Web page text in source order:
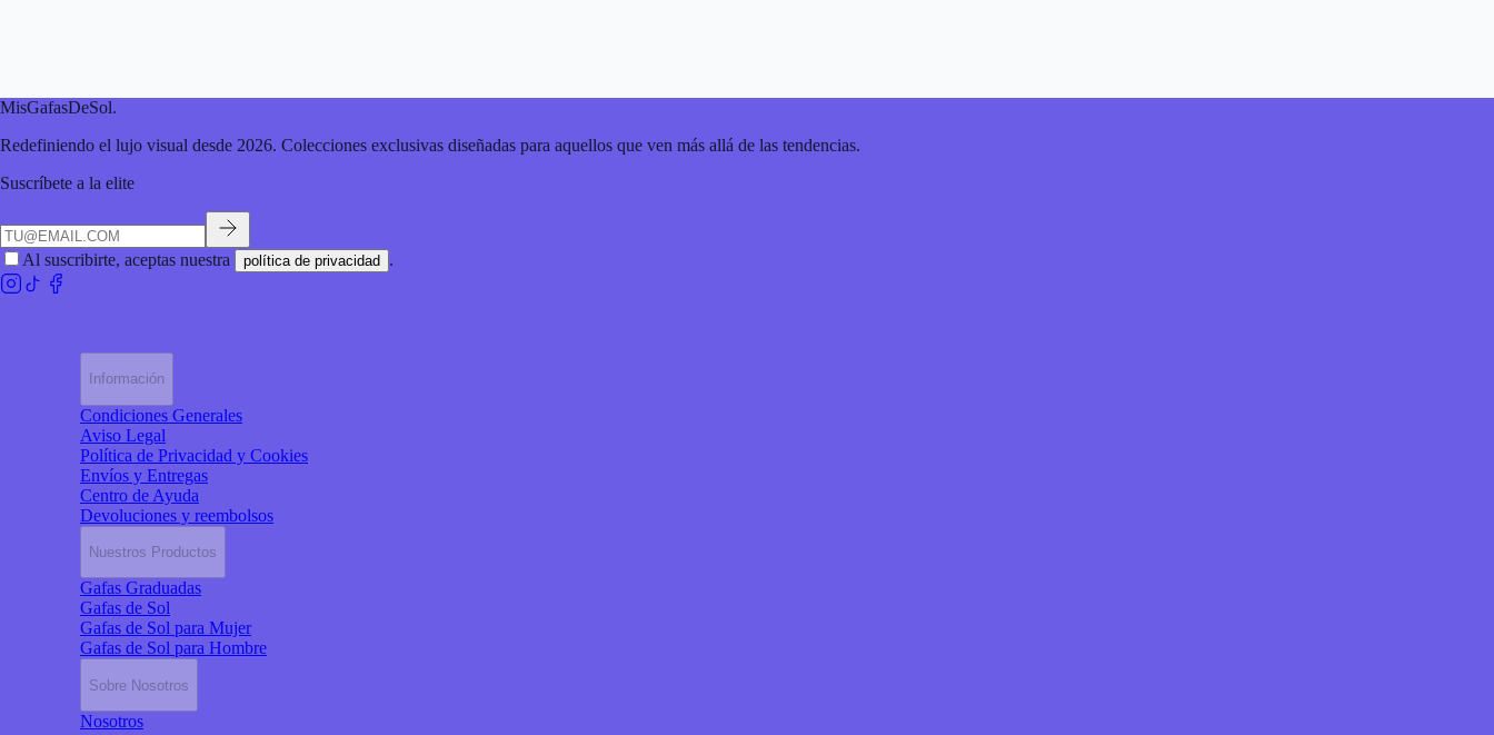
MisGafasDeSol.
Redefiniendo el lujo visual desde 2026. Colecciones exclusivas diseñadas para aquellos que ven más allá de las tendencias.
Suscríbete a la elite
Al suscribirte, aceptas nuestra política de privacidad .
Información
Condiciones Generales
Aviso Legal
Política de Privacidad y Cookies
Envíos y Entregas
Centro de Ayuda
Devoluciones y reembolsos
Nuestros Productos
Gafas Graduadas
Gafas de Sol
Gafas de Sol para Mujer
Gafas de Sol para Hombre
Sobre Nosotros
Nosotros